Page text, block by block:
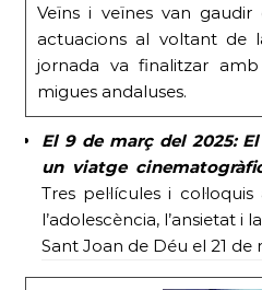
Veïns i veïnes van gaudir
actuacions al voltant de
jornada va finalitzar
migues andaluses.
El 9 de març del 2025:
un viatge
Tres pel·lícules i
l’adolescència, l’ansietat i
Sant Joan de Déu el 21 de